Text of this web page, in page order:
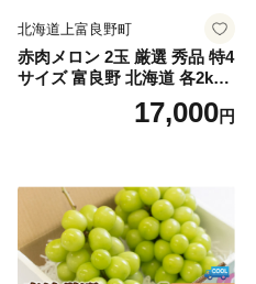
北海道上富良野町
赤肉メロン 2玉 厳選 秀品 特4
サイズ 富良野 北海道 各2kg
～2.6kg 2玉 セット ファーム
富良野 メロン めろん 果物 く
17,000円